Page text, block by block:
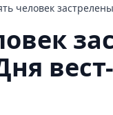
человек